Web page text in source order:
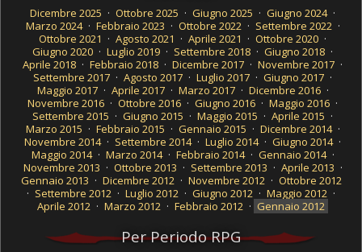
Dicembre 2025 · Ottobre 2025 · Giugno 2025 · Giugno 2024 ·
Marzo 2024 · Febbraio 2023 · Ottobre 2022 · Settembre 2022 ·
Ottobre 2021 · Agosto 2021 · Aprile 2021 · Ottobre 2020 ·
Giugno 2020 · Luglio 2019 · Settembre 2018 · Giugno 2018 ·
Aprile 2018 · Febbraio 2018 · Dicembre 2017 · Novembre 2017 ·
Settembre 2017 · Agosto 2017 · Luglio 2017 · Giugno 2017 ·
Maggio 2017 · Aprile 2017 · Marzo 2017 · Dicembre 2016 ·
Novembre 2016 · Ottobre 2016 · Giugno 2016 · Maggio 2016 ·
Settembre 2015 · Giugno 2015 · Maggio 2015 · Aprile 2015 ·
Marzo 2015 · Febbraio 2015 · Gennaio 2015 · Dicembre 2014 ·
Novembre 2014 · Settembre 2014 · Luglio 2014 · Giugno 2014 ·
Maggio 2014 · Marzo 2014 · Febbraio 2014 · Gennaio 2014 ·
Novembre 2013 · Ottobre 2013 · Settembre 2013 · Aprile 2013 ·
Gennaio 2013 · Dicembre 2012 · Novembre 2012 · Ottobre 2012
· Settembre 2012 · Luglio 2012 · Giugno 2012 · Maggio 2012 ·
Aprile 2012 · Marzo 2012 · Febbraio 2012 · Gennaio 2012
Per Periodo RPG